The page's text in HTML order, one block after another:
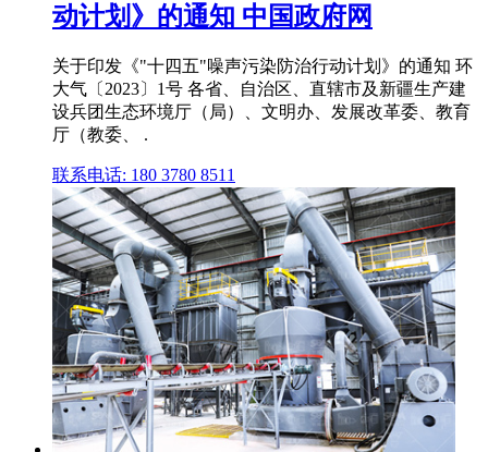
动计划》的通知 中国政府网
关于印发《"十四五"噪声污染防治行动计划》的通知 环
大气〔2023〕1号 各省、自治区、直辖市及新疆生产建
设兵团生态环境厅（局）、文明办、发展改革委、教育
厅（教委、 .
联系电话: 180 3780 8511